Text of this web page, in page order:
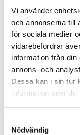
Vi använder
och annonserna till
för sociala medier
vidarebefordrar
information från din
annons- och
Dessa kan i sin tur
information som du
Nödvändig
Lagerstatus
Artikelnr
Vikt
Skyddlist,
Material: